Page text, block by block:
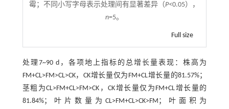
霉；不同小写字母表示处理间有显著差异（P<0.05），
n=5。
Full size
处理7~90 d，各项地上指标的总增长量表现：株高为
FM+CL>FM>CL>CK，CK增长量仅为FM+CL增长量的81.57%；
茎粗为CL>FM+CL>FM>CK，CK增长量仅为FM+CL增长量的
81.84%；叶片数量为CL>FM+CL>CK>FM；叶面积为